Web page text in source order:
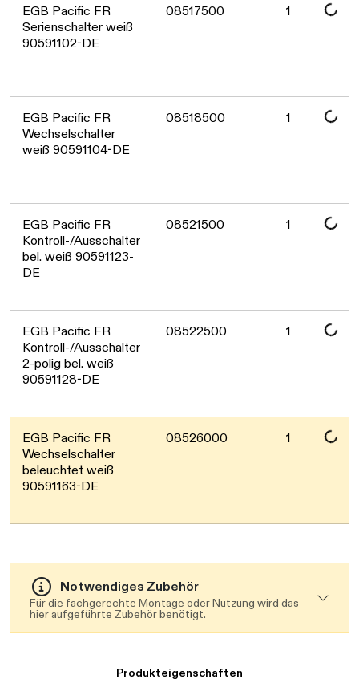
EGB Pacific FR
Serienschalter weiß
90591102-DE
08517500 1
Daten werden geladen. Bitte warten...
EGB Pacific FR
Wechselschalter
weiß 90591104-DE
08518500 1
Daten werden geladen. Bitte warten...
EGB Pacific FR
Kontroll-/Ausschalter
bel. weiß 90591123-
DE
08521500 1
Daten werden geladen. Bitte warten...
EGB Pacific FR
Kontroll-/Ausschalter
2-polig bel. weiß
90591128-DE
08522500 1
Daten werden geladen. Bitte warten...
EGB Pacific FR
Wechselschalter
beleuchtet weiß
90591163-DE
08526000 1
Daten werden geladen. Bitte warten...
Notwendiges Zubehör
Für die fachgerechte Montage oder Nutzung wird das
hier aufgeführte Zubehör benötigt.
Produkteigenschaften